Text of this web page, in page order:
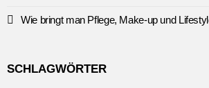
Wie bringt man Pflege, Make-up und
SCHLAGWÖRTER